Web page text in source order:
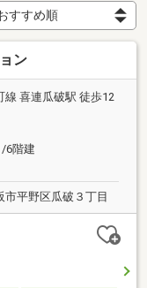
ン
線 喜連瓜破駅 徒歩12
6階建
市平野区瓜破３丁目